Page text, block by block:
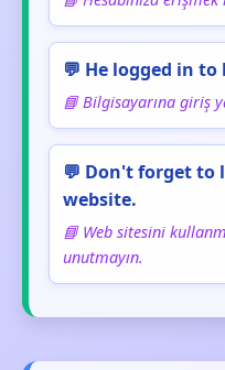
💬 He logged in
📘 Bilgisayarına giriş
💬 Don't forget to
website.
📘 Web sitesini
unutmayın.